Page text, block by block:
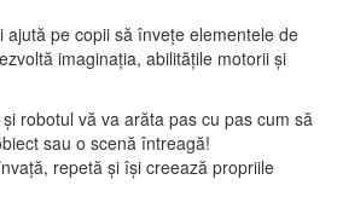
ajută pe copii să învețe elementele de
imaginația, abilitățile motorii și
robotul vă va arăta pas cu pas cum să
sau o scenă întreagă!
repetă și își creează propriile